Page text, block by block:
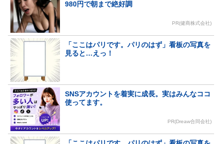
980円で朝まで絶好調
PR(健商株式会社)
「ここはパリです。パリのはず」看板の写真を
見ると…えっ！
SNSアカウントを着実に成長。実はみんなココ
使ってます。
PR(Dreaw合同会社)